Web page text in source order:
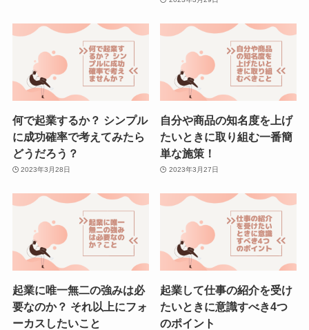
何で起業するか？ シンプル
に成功確率で考えてみたら
どうだろう？
2023年3月28日
自分や商品の知名度を上げ
たいときに取り組む一番簡
単な施策！
2023年3月27日
起業に唯一無二の強みは必
要なのか？ それ以上にフォ
ーカスしたいこと
起業して仕事の紹介を受け
たいときに意識すべき4つ
のポイント